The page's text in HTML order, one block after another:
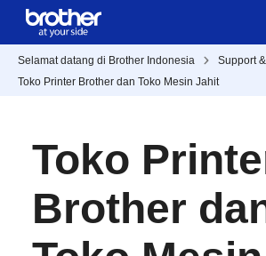
Selamat datang di Brother Indonesia
Support
Toko Printer Brother dan Toko Mesin Jahit
Toko
Brother